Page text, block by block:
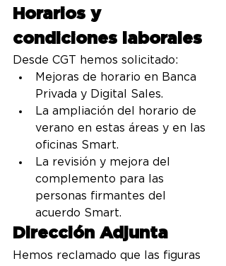
Horarios y
condiciones laborales
Desde CGT hemos solicitado:
Mejoras de horario en Banca
Privada y Digital Sales.
La ampliación del horario de
verano en estas áreas y en las
oficinas Smart.
La revisión y mejora del
complemento para las
personas firmantes del
acuerdo Smart.
Dirección Adjunta
Hemos reclamado que las figuras